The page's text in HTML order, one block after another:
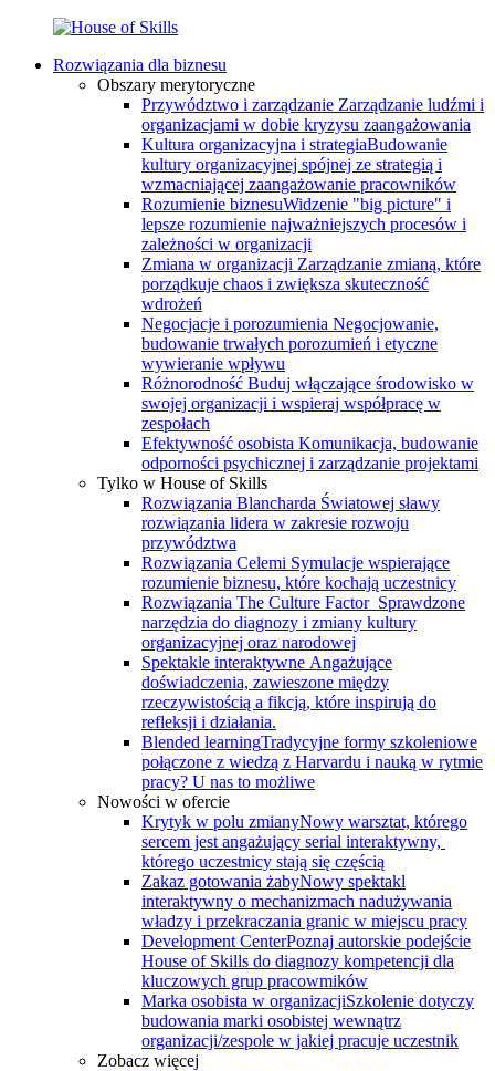
Rozwiązania dla biznesu
Obszary merytoryczne
Przywództwo i zarządzanie Zarządzanie ludźmi i
organizacjami w dobie kryzysu zaangażowania
Kultura organizacyjna i strategiaBudowanie
kultury organizacyjnej spójnej ze strategią i
wzmacniającej zaangażowanie pracowników
Rozumienie biznesuWidzenie "big picture" i
lepsze rozumienie najważniejszych procesów i
zależności w organizacji
Zmiana w organizacji Zarządzanie zmianą, które
porządkuje chaos i zwiększa skuteczność
wdrożeń
Negocjacje i porozumienia Negocjowanie,
budowanie trwałych porozumień i etyczne
wywieranie wpływu
Różnorodność Buduj włączające środowisko w
swojej organizacji i wspieraj współpracę w
zespołach
Efektywność osobista Komunikacja, budowanie
odporności psychicznej i zarządzanie projektami
Tylko w House of Skills
Rozwiązania Blancharda Światowej sławy
rozwiązania lidera w zakresie rozwoju
przywództwa
Rozwiązania Celemi Symulacje wspierające
rozumienie biznesu, które kochają uczestnicy
Rozwiązania The Culture Factor Sprawdzone
narzędzia do diagnozy i zmiany kultury
organizacyjnej oraz narodowej
Spektakle interaktywne Angażujące
doświadczenia, zawieszone między
rzeczywistością a fikcją, które inspirują do
refleksji i działania.
Blended learningTradycyjne formy szkoleniowe
połączone z wiedzą z Harvardu i nauką w rytmie
pracy? U nas to możliwe
Nowości w ofercie
Krytyk w polu zmianyNowy warsztat, którego
sercem jest angażujący serial interaktywny, ​
którego uczestnicy stają się częścią
Zakaz gotowania żabyNowy spektakl
interaktywny o mechanizmach nadużywania
władzy i przekraczania granic w miejscu pracy
Development CenterPoznaj autorskie podejście
House of Skills do diagnozy kompetencji dla
kluczowych grup pracowmików
Marka osobista w organizacjiSzkolenie dotyczy
budowania marki osobistej wewnątrz
organizacji/zespole w jakiej pracuje uczestnik
Zobacz więcej